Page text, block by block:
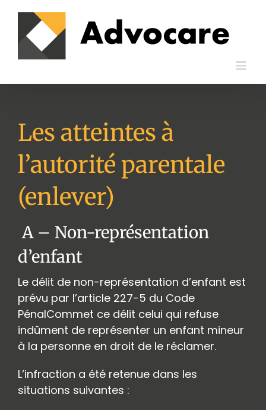
contenu
Les atteintes à
l’autorité parentale
(enlever)
A – Non-représentation
d’enfant
Le délit de non-représentation d’enfant est
prévu par l’article 227-5 du Code
PénalCommet ce délit celui qui refuse
indûment de représenter un enfant mineur
à la personne en droit de le réclamer.
L’infraction a été retenue dans les
situations suivantes :